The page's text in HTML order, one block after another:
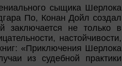
сыщика Шерлока
По, Конан Дойл создал
заключается не только в
настойчивости,
«Приключения Шерлока
из судебной практики